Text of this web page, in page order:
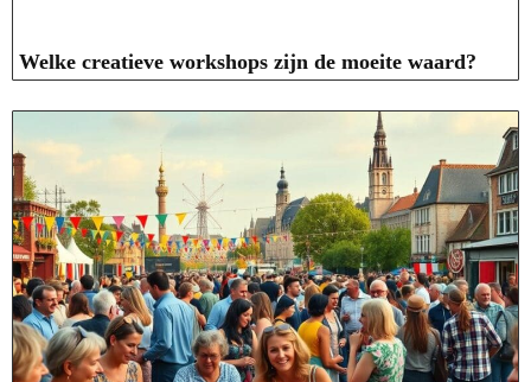
Welke creatieve workshops zijn de moeite waard?